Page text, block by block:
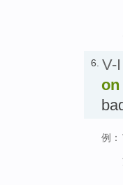
6. V-I
on
例：